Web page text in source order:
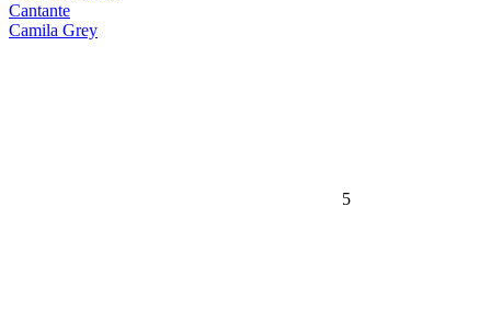
Cantante
Camila Grey
5